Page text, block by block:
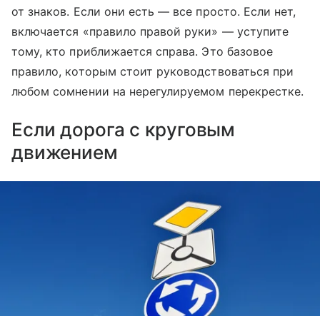
от знаков. Если они есть — все просто. Если нет,
включается «правило правой руки» — уступите
тому, кто приближается справа. Это базовое
правило, которым стоит руководствоваться при
любом сомнении на нерегулируемом перекрестке.
Если дорога с круговым
движением